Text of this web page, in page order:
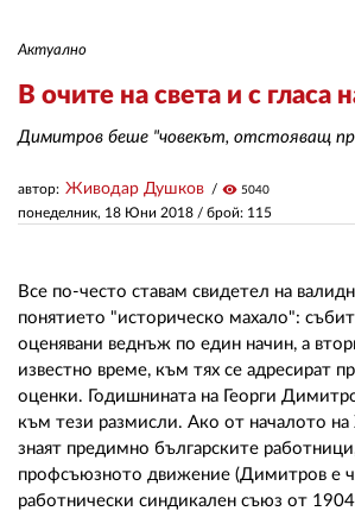
Актуално
В очите на света и с гласа
Димитров беше "човекът, отстояващ
понеделник, 18 Юни 2018 / брой: 115
автор: Живодар Душков visibility 5040
Все по-често ставам свидетел на
понятието "историческо махало":
оценявани веднъж по един начин, а
известно време, към тях се адресират
оценки. Годишнината на Георги
към тези размисли. Ако от началото
знаят предимно българските
профсъюзното движение (Димитров е
работнически синдикален съюз от
АВТОРИ
КОНТАКТИ
РЕКЛАМА
АБОНАМЕНТ
УСЛОВИЯ
ПОЛИТИКА